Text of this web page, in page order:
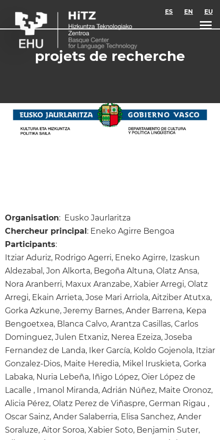
ES EN EU
projets de recherche
Organisation: Eusko Jaurlaritza
Chercheur principal: Eneko Agirre Bengoa
Participants:
Itziar Aduriz, Rodrigo Agerri, Eneko Agirre, Izaskun
Aldezabal, Jon Alkorta, Begoña Altuna, Olatz Ansa,
Nora Aranberri, Maxux Aranzabe, Xabier Arregi, Olatz
Arregi, Ekain Arrieta, Jose Mari Arriola, Aitziber Atutxa,
Gorka Azkune, Jeremy Barnes, Ander Barrena, Kepa
Bengoetxea, Blanca Calvo, Arantza Casillas, Carlos
Dominguez, Julen Etxaniz, Nerea Ezeiza, Joseba
Fernandez de Landa, Iker García, Koldo Gojenola, Itziar
Gonzalez-Dios, Maite Heredia, Mikel Iruskieta, Gorka
Labaka, Nuria Lebeña, Iñigo López, Oier López de
Lacalle , Imanol Miranda, Adrián Núñez, Maite Oronoz,
Alicia Pérez, Olatz Perez de Viñaspre, German Rigau ,
Oscar Sainz, Ander Salaberria, Elisa Sanchez, Ander
Soraluze, Aitor Soroa, Xabier Soto, Benjamin Suter,